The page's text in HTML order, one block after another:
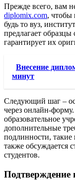
Прежде всего, вам
diplomix.com, чтобы
будь то вуз,
предлагает образцы
гарантирует их
Внесение
минут
Следующий шаг –
через онлайн-
образовательное
дополнительные
подлинности, такие
также обсуждается
студентов.
Подтверждение